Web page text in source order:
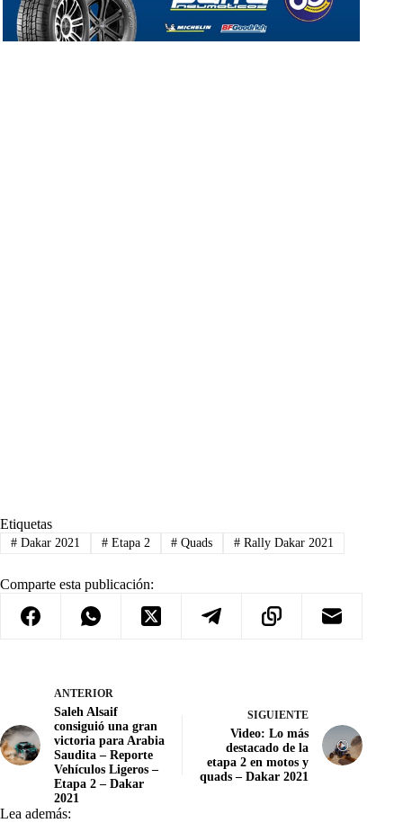
Etiquetas
#Dakar 2021 #Etapa 2 # Quads # Rally Dakar 2021
Comparte esta publicación:
ANTERIOR
Saleh Alsaif
consiguió una gran
victoria para Arabia
Saudita – Reporte
Vehículos Ligeros –
Etapa 2 – Dakar
2021
SIGUIENTE
Video: Lo más
destacado de la
etapa 2 en motos y
quads – Dakar 2021
Lea además: